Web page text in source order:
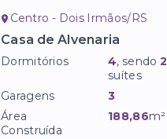
Centro - Dois Irmãos/RS
Casa de Alvenaria
Dormitórios 4, sendo2
suítes
Garagens
3
Área
Construída
188,86m²